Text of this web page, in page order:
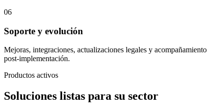
06
Soporte y evolución
Mejoras, integraciones, actualizaciones legales y acompañamiento
post-implementación.
Productos activos
Soluciones listas para su sector